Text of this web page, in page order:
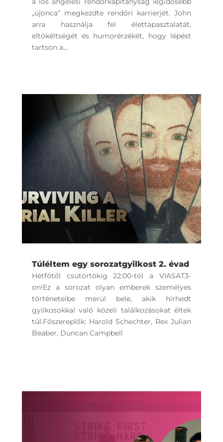
„újonca” megkezdte rendőri karrierjét. John
arra használja fel élettapasztalatát,
eltökéltségét és humorérzékét, hogy lépést
tartson a...
Túléltem egy sorozatgyilkost 2. évad
Hétfőtől csütörtökig 22:00-tól a VIASAT3-
on!Ez a sorozat olyan emberek személyes
történeteibe merül bele, akik hírhedt
gyilkosokkal való közeli találkozásokat éltek
túl.Főszereplők: Harold Schechter, Rex Julian
Beaber, Duncan Campbell